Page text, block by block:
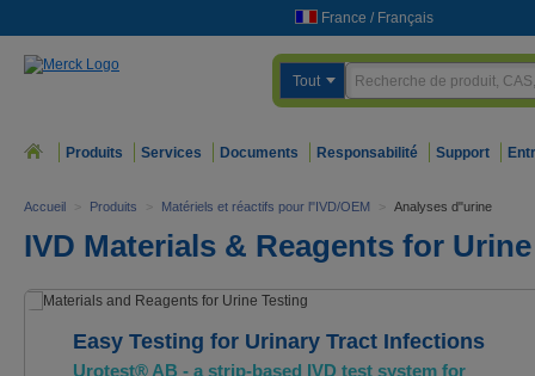
France / Français
Tout
Produits Services Documents Responsabilité Support
Accueil > Produits > Matériels et réactifs pour l"IVD/OEM > Analyses d"urine
IVD Materials & Reagents for
Easy Testing for Urinary Tract Infections
Urotest® AB - a strip-based IVD test system for